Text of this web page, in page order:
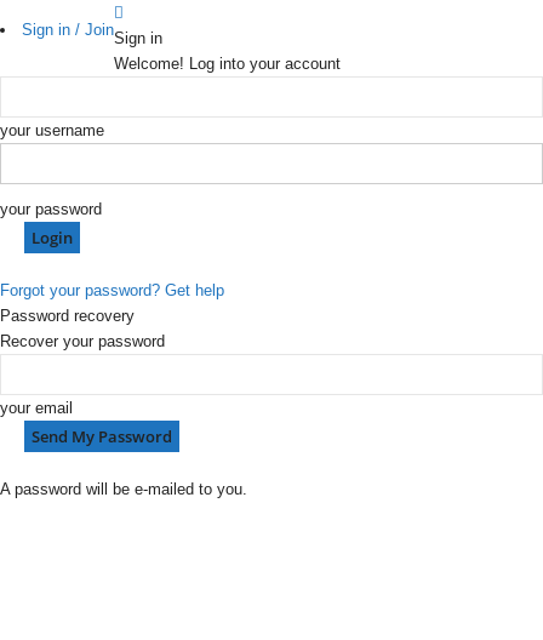
Sign in / JoinSign in
Welcome! Log into your account
your username
your password
Forgot your password? Get help
Password recovery
Recover your password
your email
A password will be e-mailed to you.